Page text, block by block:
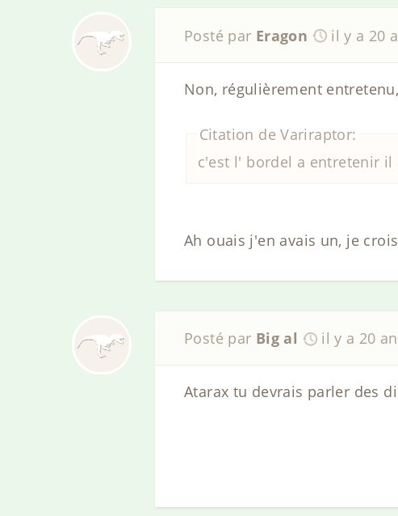
Posté par Eragon il y a 20
Non, régulièrement
Citation de Variraptor:
c'est l' bordel a entretenir il
Ah ouais j'en avais un, je
Posté par Big al il y a 20
Atarax tu devrais parler des